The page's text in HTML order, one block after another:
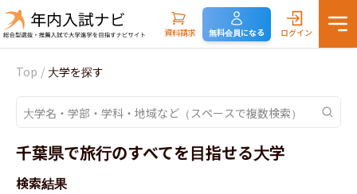
資料請求 無料会員になる ログイン
Top / 大学を探す
千葉県で旅行のすべてを目指せる大学
検索結果